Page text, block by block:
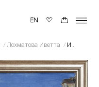
Лохматова Иветта Испания